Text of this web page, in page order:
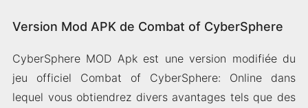
Version Mod APK de Combat of CyberSphere
CyberSphere MOD Apk est une version modifiée du
jeu officiel Combat of CyberSphere: Online dans
lequel vous obtiendrez divers avantages tels que des